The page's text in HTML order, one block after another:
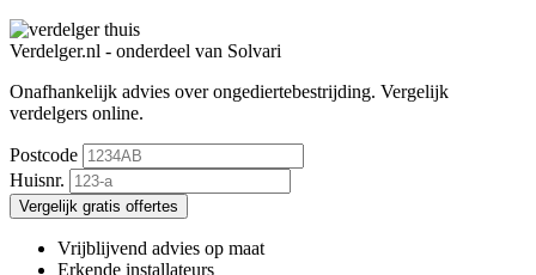
Verdelger.nl - onderdeel van Solvari
Onafhankelijk advies over ongediertebestrijding. Vergelijk
verdelgers online.
Postcode
Huisnr.
Vergelijk gratis offertes
Vrijblijvend advies op maat
Erkende installateurs